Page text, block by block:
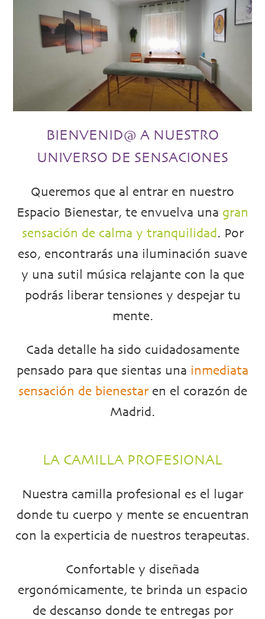
BIENVENID@ A NUESTRO
UNIVERSO DE SENSACIONES
Queremos que al entrar en nuestro
Espacio Bienestar, te envuelva una gran
sensación de calma y tranquilidad . Por
eso, encontrarás una iluminación suave
y una sutil música relajante con la que
podrás liberar tensiones y despejar tu
mente.
Cada detalle ha sido cuidadosamente
pensado para que sientas una inmediata
sensación de bienestaren el corazón de
Madrid.
LA CAMILLA PROFESIONAL
Nuestra camilla profesional es el lugar
donde tu cuerpo y mente se encuentran
con la experticia de nuestros terapeutas.
Confortable y diseñada
ergonómicamente, te brinda un espacio
de descanso donde te entregas por